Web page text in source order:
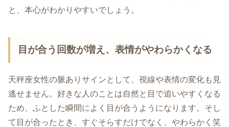
と、本心がわかりやすいでしょう。
目が合う回数が増え、表情がやわらかくなる
天秤座女性の脈ありサインとして、視線や表情の変化も見
逃せません。好きな人のことは自然と目で追いやすくなる
ため、ふとした瞬間によく目が合うようになります。そし
て目が合ったとき、すぐそらすだけでなく、やわらかく笑